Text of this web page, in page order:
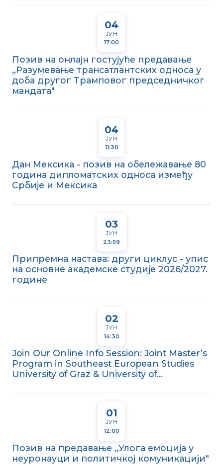
04
ЈУН
17:00
Позив на онлајн гостујуће предавање
,,Разумевање трансатлантских односа у
доба другог Трамповог председничког
мандата"
04
ЈУН
11:30
Дан Мексика - позив на обележавање 80
година дипломатских односа између
Србије и Мексика
03
ЈУН
23:59
Припремна настава: други циклус - упис
на основне академске студије 2026/2027.
годинe
02
ЈУН
14:30
Join Our Online Info Session: Joint Master’s
Program in Southeast European Studies
University of Graz & University of...
01
ЈУН
12:00
Позив на предавање ,,Улога емоција у
неуронауци и политичкој комуникацији"